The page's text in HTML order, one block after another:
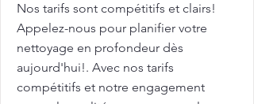
Nos tarifs sont compétitifs et clairs!
Appelez-nous pour planifier votre
nettoyage en profondeur dès
aujourd'hui!. Avec nos tarifs
compétitifs et notre engagement